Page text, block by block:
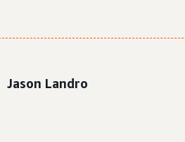
Jason Landro